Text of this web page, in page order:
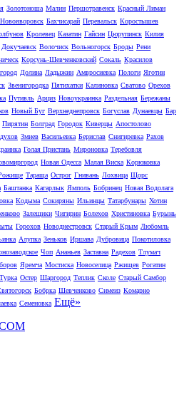
Золотоноша Малин Першотравенск Красный Лиман
Новояворовск Бахчисарай Перевальск Коростышев
Кролевец Казатин Гайсин Цюрупинск Килия
Докучаевск Волочиск Вольногорск Броды Рени
Корсунь-Шевченковский Сокаль Красилов
Долина Ладыжин Амвросиевка Пологи Яготин
Звенигородка Пятихатки Калиновка Сватово Орехов
Путивль Арциз Новоукраинка Раздельная Бережаны
Новый Буг Верхнеднепровск Богуслав Дунаевцы Бар
Пирятин Болград Городок Киверцы Апостолово
Змиев Васильевка Берислав Снигиревка Рахов
Голая Пристань Мироновка Теребовля
Новая Одесса Малая Виска Корюковка
Тараща Острог Гнивань Лохвица Щорс
Баштанка Кагарлык Ямполь Бобринец Новая Водолага
Кодыма Сокиряны Ильинцы Татарбунары Хотин
Залещики Чигирин Болехов Христиновка Бурынь
Горохов Новоднестровск Старый Крым Любомль
Алупка Зеньков Иршава Дубровица Покотиловка
Чоп Ананьев Заставна Радехов Тлумач
Яремча Мостиска Новоселица Ржищев Рогатин
Турка Остер Шаргород Теплик Сколе Старый Самбор
Бобрка Шевченково Симеиз Комарно
Семеновка Ещё»